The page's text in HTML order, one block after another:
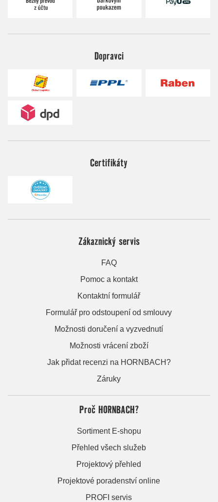
Dopravci
Certifikáty
Zákaznický servis
FAQ
Pomoc a kontakt
Kontaktní formulář
Formulář pro odstoupení od smlouvy
Možnosti doručení a vyzvednutí
Možnosti vrácení zboží
Jak přidat recenzi na HORNBACH?
Záruky
Proč HORNBACH?
Sortiment E-shopu
Přehled všech služeb
Projektový přehled
Projektové poradenství online
PROFI servis